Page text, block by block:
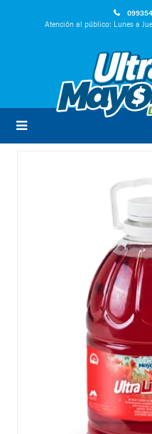
Atención al público: Lunes a
